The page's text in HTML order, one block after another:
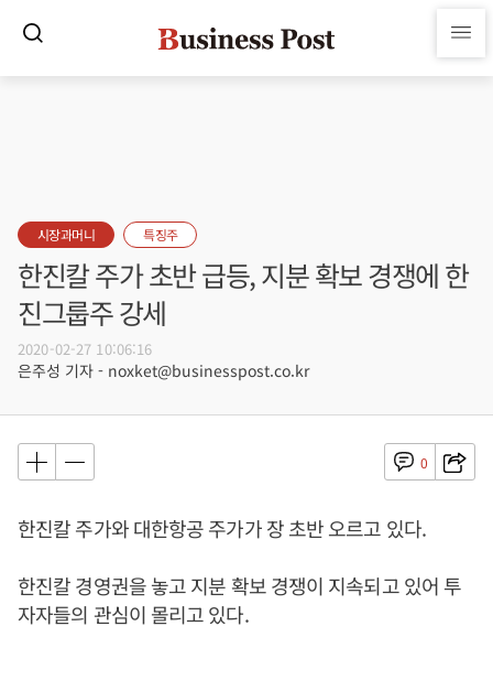
시장과머니 특징주
한진칼 주가 초반 급등, 지분 확보 경쟁에 한
진그룹주 강세
2020-02-27 10:06:16
은주성 기자 - noxket@businesspost.co.kr
0
한진칼 주가와 대한항공 주가가 장 초반 오르고 있다.
한진칼 경영권을 놓고 지분 확보 경쟁이 지속되고 있어 투
자자들의 관심이 몰리고 있다.